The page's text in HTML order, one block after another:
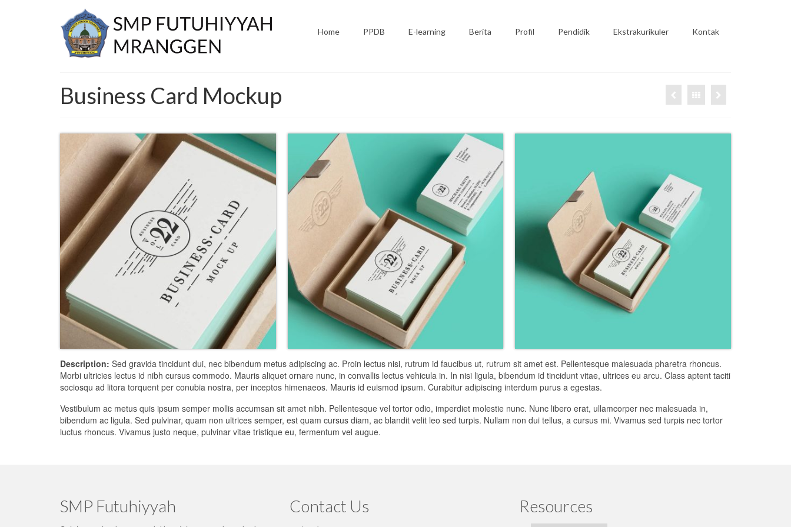
Home PPDB E-learning Berita Profil Pendidik Ekstrakurikuler Kontak
Business Card Mockup
Description: Sed gravida tincidunt dui, nec bibendum metus adipiscing ac. Proin lectus nisi, rutrum id faucibus ut, rutrum sit amet est. Pellentesque malesuada pharetra rhoncus.
Morbi ultricies lectus id nibh cursus commodo. Mauris aliquet ornare nunc, in convallis lectus vehicula in. In nisi ligula, bibendum id tincidunt vitae, ultrices eu arcu. Class aptent taciti
sociosqu ad litora torquent per conubia nostra, per inceptos himenaeos. Mauris id euismod ipsum. Curabitur adipiscing interdum purus a egestas.
Vestibulum ac metus quis ipsum semper mollis accumsan sit amet nibh. Pellentesque vel tortor odio, imperdiet molestie nunc. Nunc libero erat, ullamcorper nec malesuada in,
bibendum ac ligula. Sed pulvinar, quam non ultrices semper, est quam cursus diam, ac blandit velit leo sed turpis. Nullam non dui tellus, a cursus mi. Vivamus sed turpis nec tortor
luctus rhoncus. Vivamus justo neque, pulvinar vitae tristique eu, fermentum vel augue.
SMP Futuhiyyah Contact Us Resources